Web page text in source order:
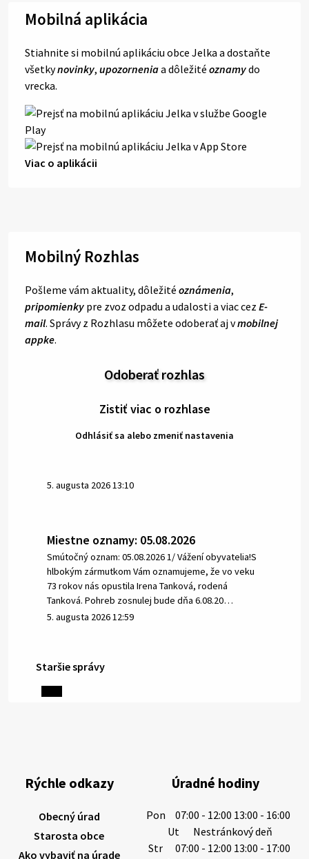
Mobilná aplikácia
Stiahnite si mobilnú aplikáciu obce Jelka a dostaňte
všetkynovinky, upozorneniaa dôležité oznamydo
vrecka.
Viac o aplikácii
Mobilný Rozhlas
Pošleme vám aktuality, dôležité oznámenia,
pripomienky pre zvoz odpadu a udalosti a viac cez E-
mail. Správy z Rozhlasu môžete odoberať aj vmobilnej
appke.
Odoberať rozhlas
Zistiť viac o rozhlase
Odhlásiť sa alebo zmeniť nastavenia
5. augusta 2026 13:10
Miestne oznamy: 05.08.2026
Smútočný oznam: 05.08.2026 1/ Vážení obyvatelia!S
hlbokým zármutkom Vám oznamujeme, že vo veku
73 rokov nás opustila Irena Tanková, rodená
Tanková. Pohreb zosnulej bude dňa 6.08.20…
5. augusta 2026 12:59
3. augusta 2026 08:45
84 rokov nás opustil Ján Letusek. Pohreb zosnulého
bude dňa 4.08.2026 v utorok 10.00…
Staršie správy
Rýchle odkazy
Obecný úrad
Starosta obce
Ako vybaviť na úrade
Úradné hodiny
Pon
07:00 - 12:00 13:00 - 16:00
Ut
Nestránkový deň
Str
07:00 - 12:00 13:00 - 17:00